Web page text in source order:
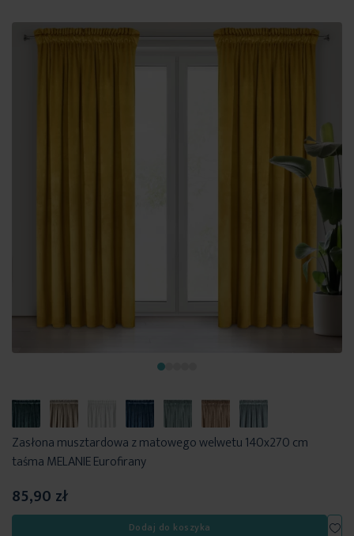
Zasłona musztardowa z matowego welwetu 140x270 cm
taśma MELANIE Eurofirany
85,90 zł
Dodaj do koszyka